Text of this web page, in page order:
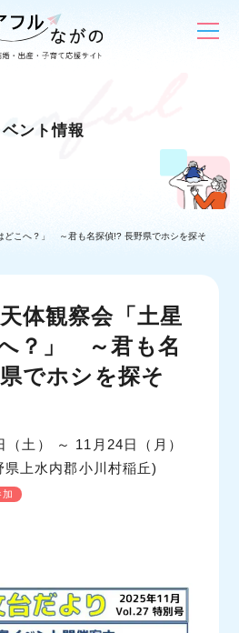
ント情報
どこへ？」 ～君も名探偵!? 長野県でホシを探そ
体観察会「土星
？」 ～君も名
でホシを探そ
（土） ～ 11月24日（月）
上水内郡小川村稲丘)